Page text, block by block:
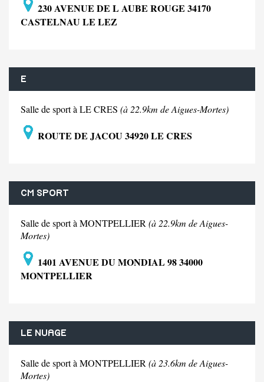
230 AVENUE DE L AUBE ROUGE 34170
CASTELNAU LE LEZ
E
Salle de sport à LE CRES (à 22.9km de Aigues-Mortes)
ROUTE DE JACOU 34920 LE CRES
CM SPORT
Salle de sport à MONTPELLIER (à 22.9km de Aigues-
Mortes)
1401 AVENUE DU MONDIAL 98 34000
MONTPELLIER
LE NUAGE
Salle de sport à MONTPELLIER (à 23.6km de Aigues-
Mortes)